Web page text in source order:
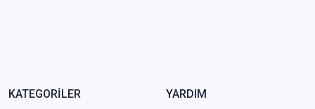
KATEGORİLER YARDIM